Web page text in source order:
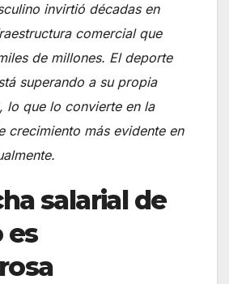
invirtió décadas en
comercial que
de millones. El deporte
superando a su propia
lo que lo convierte en la
crecimiento más evidente en
salarial de
es